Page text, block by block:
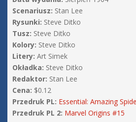
Scenariusz: Stan Lee
Rysunki: Steve Ditko
Tusz: Steve Ditko
Kolory: Steve Ditko
Litery: Art Simek
Okładka: Steve Ditko
Redaktor: Stan Lee
Cena: $0.12
Przedruk PL: Essential: Amazing
Przedruk PL 2: Marvel Origins #15